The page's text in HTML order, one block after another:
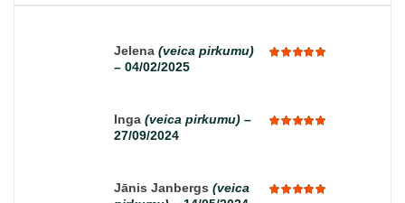
Jelena (veica pirkumu)
– 04/02/2025
Inga (veica pirkumu) –
27/09/2024
Jānis Janbergs (veica